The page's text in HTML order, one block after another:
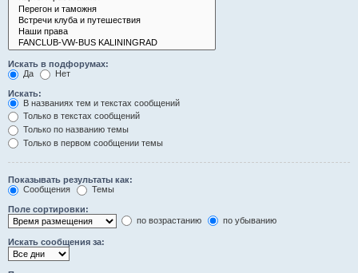
Искать в подфорумах:
Да
Нет
Искать:
В названиях тем и текстах сообщений
Только в текстах сообщений
Только по названию темы
Только в первом сообщении темы
Показывать результаты как:
Сообщения
Темы
Поле сортировки:
по возрастанию
по убыванию
Искать сообщения за: